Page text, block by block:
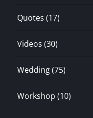
Quotes (17)
Videos (30)
Wedding(75)
Workshop (10)